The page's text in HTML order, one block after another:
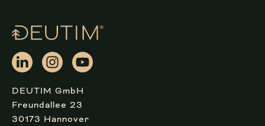
DEUTIM GmbH
Freundallee 23
30173 Hannover